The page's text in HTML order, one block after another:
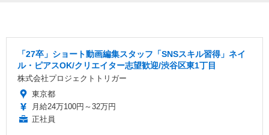
「27卒」ショート動画編集スタッフ「SNSスキル習得」ネイ
ル・ピアスOK/クリエイター志望歓迎/渋谷区東1丁目
株式会社プロジェクトトリガー
東京都
月給24万100円～32万円
正社員